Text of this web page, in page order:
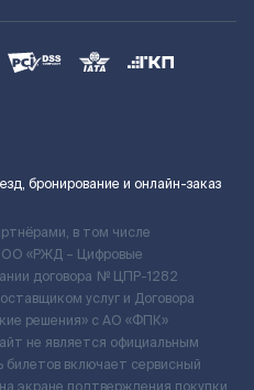
бронирование и онлайн-заказ
в том числе
«РЖД – Цифровые
договора № ЦПР-1282
услуг и Договора
решения» c АО «ФПК»
не является официальным
включает сервисный